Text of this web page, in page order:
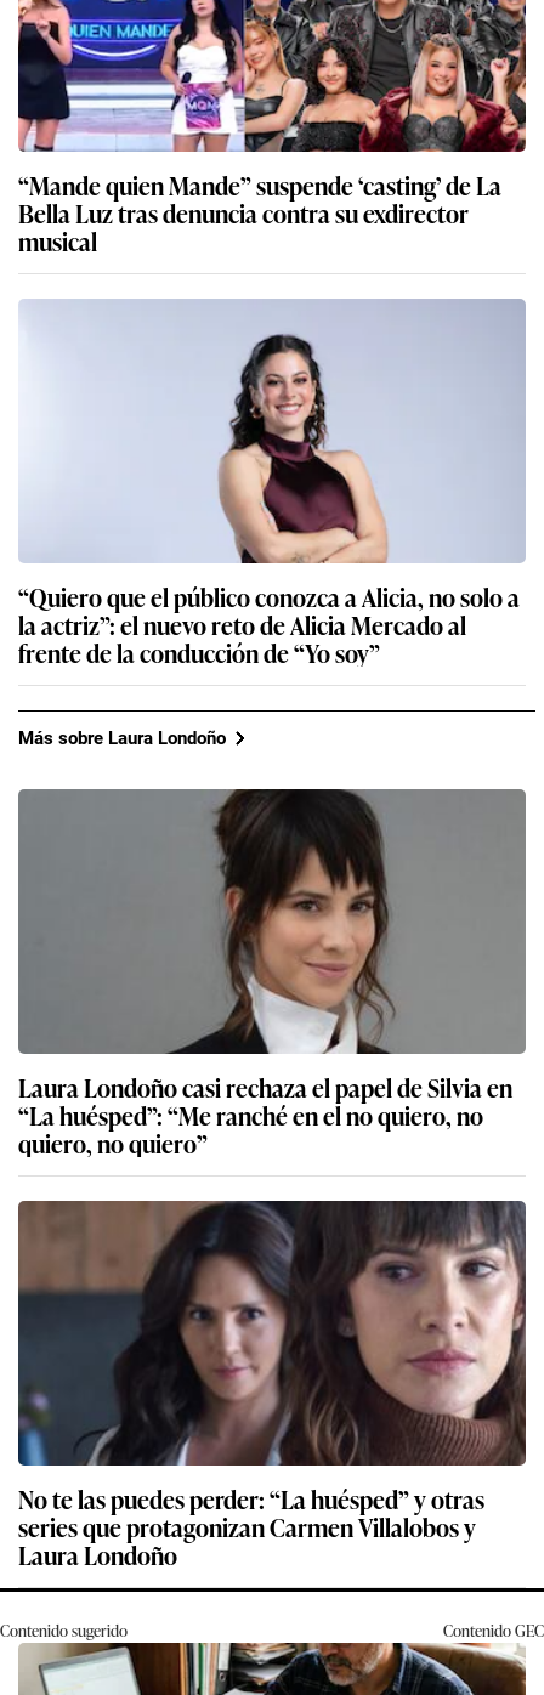
“Mande quien Mande” suspende ‘casting’ de La
Bella Luz tras denuncia contra su exdirector
musical
“Quiero que el público conozca a Alicia, no solo a
la actriz”: el nuevo reto de Alicia Mercado al
frente de la conducción de “Yo soy”
Más sobre Laura Londoño
Laura Londoño casi rechaza el papel de Silvia en
“La huésped”: “Me ranché en el no quiero, no
quiero, no quiero”
No te las puedes perder: “La huésped” y otras
series que protagonizan Carmen Villalobos y
Laura Londoño
Contenido sugerido ContenidoGEC